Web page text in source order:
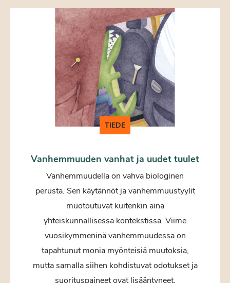
TIEDE
Vanhemmuuden vanhat ja uudet tuulet
Vanhemmuudella on vahva biologinen
perusta. Sen käytännöt ja vanhemmuustyylit
muotoutuvat kuitenkin aina
yhteiskunnallisessa kontekstissa. Viime
vuosikymmeninä vanhemmuudessa on
tapahtunut monia myönteisiä muutoksia,
mutta samalla siihen kohdistuvat odotukset ja
suorituspaineet ovat lisääntyneet.